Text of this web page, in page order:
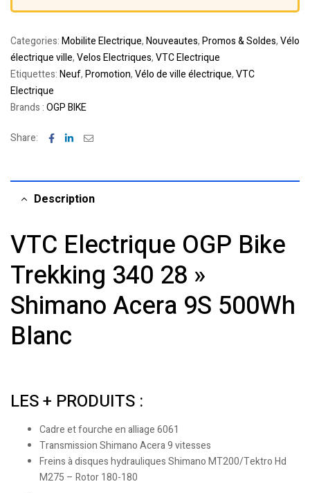
Categories:Mobilite Electrique,Nouveautes,Promos & Soldes,Vélo
électrique ville,Velos Electriques,VTC Electrique
Etiquettes:Neuf,Promotion,Vélo de ville électrique,VTC
Electrique
Brands :OGP BIKE
Share: Facebook
LinkedinEmail
Description
VTC Electrique OGP Bike
Trekking 340 28 »
Shimano Acera 9S 500Wh
Blanc
LES + PRODUITS :
Cadre et fourche en alliage 6061
Transmission Shimano Acera 9 vitesses
Freins à disques hydrauliques Shimano MT200/Tektro Hd
M275 – Rotor 180-180